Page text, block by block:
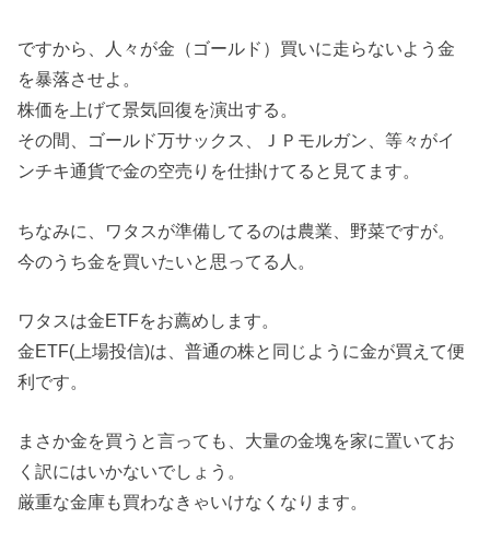
ですから、人々が金（ゴールド）買いに走らないよう金
を暴落させよ。
株価を上げて景気回復を演出する。
その間、ゴールド万サックス、ＪＰモルガン、等々がイ
ンチキ通貨で金の空売りを仕掛けてると見てます。
ちなみに、ワタスが準備してるのは農業、野菜ですが。
今のうち金を買いたいと思ってる人。
ワタスは金ETFをお薦めします。
金ETF(上場投信)は、普通の株と同じように金が買えて便
利です。
まさか金を買うと言っても、大量の金塊を家に置いてお
く訳にはいかないでしょう。
厳重な金庫も買わなきゃいけなくなります。